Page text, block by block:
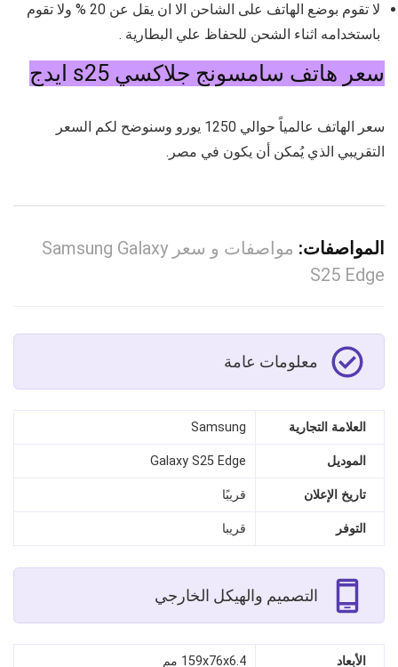
لا تقوم بوضع الهاتف على الشاحن الا ان يقل عن 20 % ولا تقوم
باستخدامه اثناء الشحن للحفاظ علي البطارية .
سعر هاتف سامسونج جلاكسي s25 ايدج
سعر الهاتف عالمياً حوالي 1250 يورو وسنوضح لكم السعر
التقريبي الذي يُمكن أن يكون في مصر.
المواصفات:
مواصفات و سعر Samsung Galaxy
S25 Edge
معلومات عامة
العلامة التجارية Samsung
الموديل Galaxy S25 Edge
تاريخ الإعلان قريبًا
التوفر قريبا
التصميم والهيكل الخارجي
الأبعاد 159x76x6.4 مم